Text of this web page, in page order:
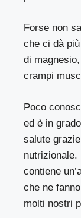
Forse non
che ci dà
di
crampi
Poco
ed è in
salute
nutrizionale.
contiene
che ne
molti nostri